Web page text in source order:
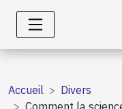
Accueil
Divers
Comment la